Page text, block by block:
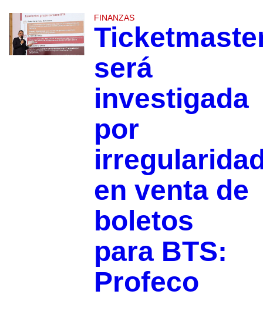
FINANZAS
será
investigada
por
en venta de
boletos
para BTS:
Profeco